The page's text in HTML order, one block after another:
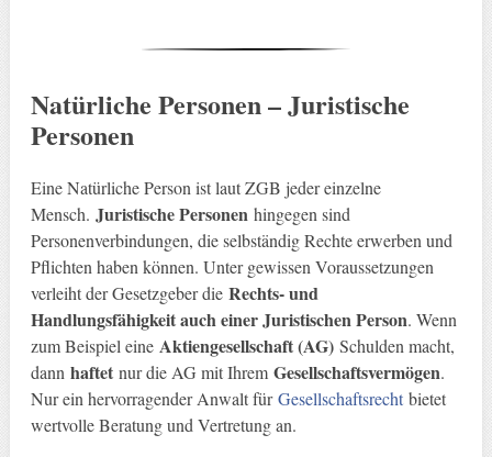
Natürliche Personen – Juristische
Personen
Eine Natürliche Person ist laut ZGB jeder einzelne
Mensch. Juristische Personen hingegen sind
Personenverbindungen, die selbständig Rechte erwerben und
Pflichten haben können. Unter gewissen Voraussetzungen
verleiht der Gesetzgeber die Rechts- und
Handlungsfähigkeit auch einer Juristischen Person. Wenn
zum Beispiel eine Aktiengesellschaft (AG)Schulden macht,
dannhaftetnur die AG mit Ihrem Gesellschaftsvermögen.
Nur ein hervorragender Anwalt fürGesellschaftsrechtbietet
wertvolle Beratung und Vertretung an.